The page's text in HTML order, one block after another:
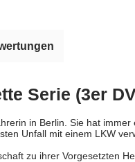
Serie (3er
in Berlin. Sie hat
Unfall mit einem LKW
zu ihrer Vorgesetzten